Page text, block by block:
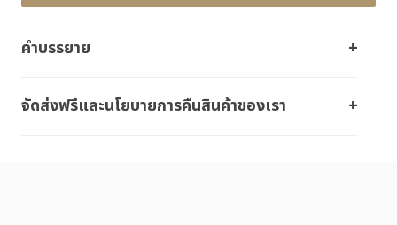
คำบรรยาย
จัดส่งฟรีและนโยบายการคืนสินค้าของเรา